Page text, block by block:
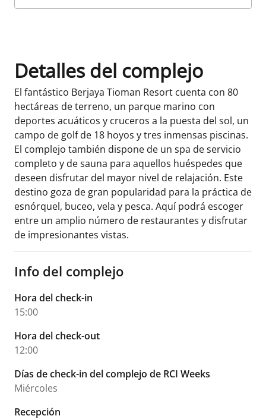
Detalles del complejo
El fantástico Berjaya Tioman Resort cuenta con 80
hectáreas de terreno, un parque marino con
deportes acuáticos y cruceros a la puesta del sol, un
campo de golf de 18 hoyos y tres inmensas piscinas.
El complejo también dispone de un spa de servicio
completo y de sauna para aquellos huéspedes que
deseen disfrutar del mayor nivel de relajación. Este
destino goza de gran popularidad para la práctica de
esnórquel, buceo, vela y pesca. Aquí podrá escoger
entre un amplio número de restaurantes y disfrutar
de impresionantes vistas.
Info del complejo
Hora del check-in
15:00
Hora del check-out
12:00
Días de check-in del complejo de RCI Weeks
Miércoles
Recepción